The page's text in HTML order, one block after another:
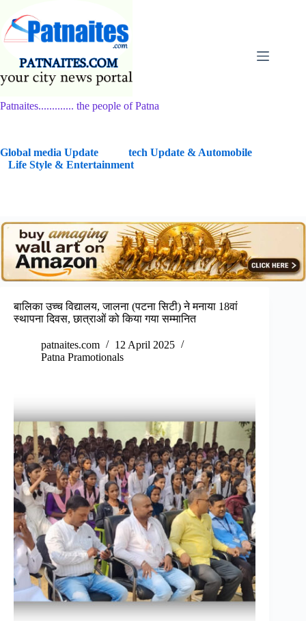
content
Patnaites............. the people of Patna
Global media Update
tech Update & Automobile
Life Style & Entertainment
बालिका उच्च विद्यालय, जालना (पटना सिटी) ने मनाया 18वां
स्थापना दिवस, छात्राओं को किया गया सम्मानित
patnaites.com
12 April 2025
Patna Pramotionals